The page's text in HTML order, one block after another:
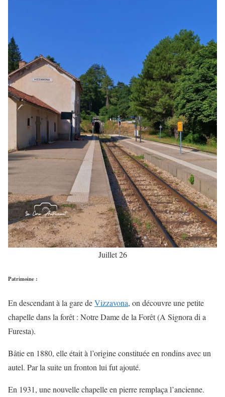
Juillet 26
Patrimoine :
En descendant à la gare deVizzavona, on découvre une petite
chapelle dans la forêt : Notre Dame de la Forêt (A Signora di a
Furesta).
Bâtie en 1880, elle était à l’origine constituée en rondins avec un
autel. Par la suite un fronton lui fut ajouté.
En 1931, une nouvelle chapelle en pierre remplaça l’ancienne.